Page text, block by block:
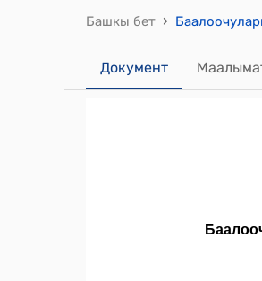
Башкы бет ›
Документ